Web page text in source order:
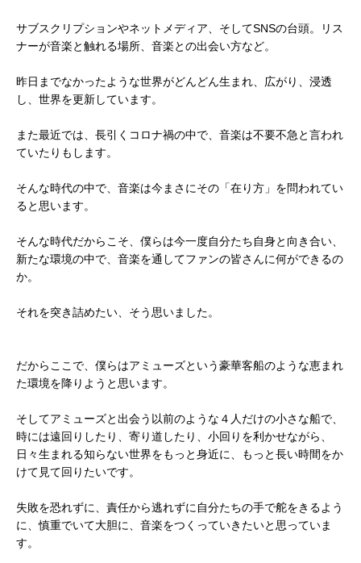
サブスクリプションやネットメディア、そしてSNSの台頭。リス
ナーが音楽と触れる場所、音楽との出会い方など。
昨日までなかったような世界がどんどん生まれ、広がり、浸透
し、世界を更新しています。
また最近では、長引くコロナ禍の中で、音楽は不要不急と言われ
ていたりもします。
そんな時代の中で、音楽は今まさにその「在り方」を問われてい
ると思います。
そんな時代だからこそ、僕らは今一度自分たち自身と向き合い、
新たな環境の中で、音楽を通してファンの皆さんに何ができるの
か。
それを突き詰めたい、そう思いました。
だからここで、僕らはアミューズという豪華客船のような恵まれ
た環境を降りようと思います。
そしてアミューズと出会う以前のような４人だけの小さな船で、
時には遠回りしたり、寄り道したり、小回りを利かせながら、
日々生まれる知らない世界をもっと身近に、もっと長い時間をか
けて見て回りたいです。
失敗を恐れずに、責任から逃れずに自分たちの手で舵をきるよう
に、慎重でいて大胆に、音楽をつくっていきたいと思っていま
す。